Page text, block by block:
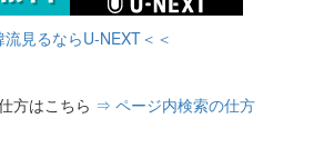
流見るならU-NEXT＜＜
方はこちら ⇒ ページ内検索の仕方